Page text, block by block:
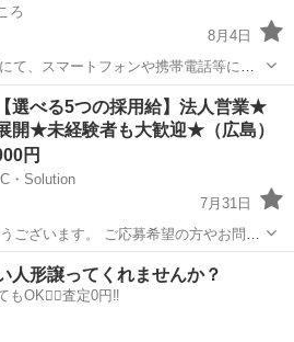
ろ
8月4日
マートフォンや携帯電話の新規契約、付属品などの販売業務 ▶機...
選べる5つの採用給】法人営業★
開★未経験者も大歓迎★（広島）
円
・Solution
7月31日
ございます。 ご応募希望の方やお問い
にてご連絡お願いします。 ※ジモテ
ーズです。 ＝＝＝＝＝＝＝＝
代理店営業
人形譲ってくれませんか？
もOK🙆‍♀️査定0円‼️